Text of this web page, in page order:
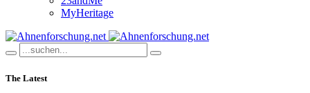
MyHeritage
The Latest